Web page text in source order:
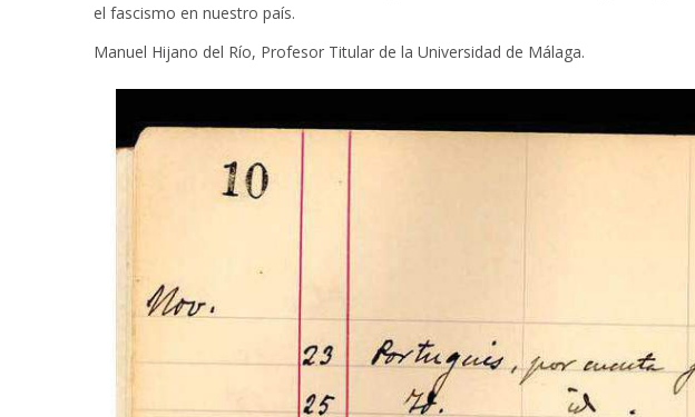
el fascismo en nuestro país.
Manuel Hijano del Río, Profesor Titular de la Universidad de Málaga.